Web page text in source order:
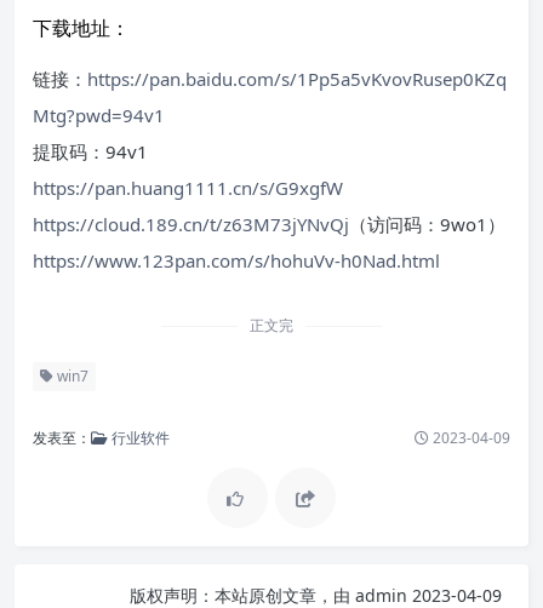
下载地址：
链接： https://pan.baidu.com/s/1Pp5a5vKvovRusep0KZq
Mtg?pwd=94v1
提取码：94v1
https://pan.huang1111.cn/s/G9xgfW
https://cloud.189.cn/t/z63M73jYNvQj （访问码：9wo1）
https://www.123pan.com/s/hohuVv-h0Nad.html
正文完
win7
发表至： 行业软件 2023-04-09
版权声明： 本站原创文章，由 admin 2023-04-09